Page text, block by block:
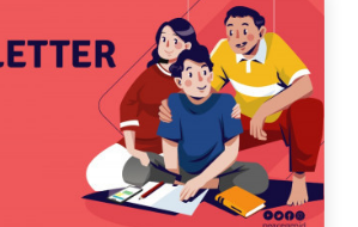
dan Filipina.